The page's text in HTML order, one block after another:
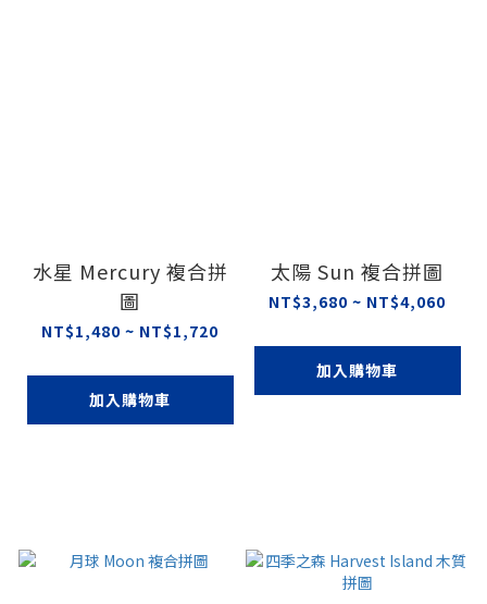
水星 Mercury 複合拼
圖
NT$1,480 ~ NT$1,720
加入購物車
太陽 Sun 複合拼圖
NT$3,680 ~ NT$4,060
加入購物車